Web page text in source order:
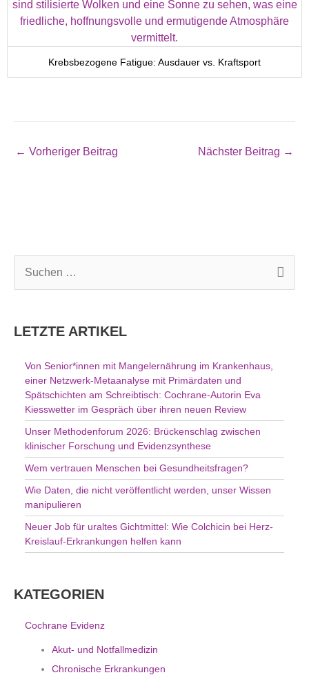
Krebsbezogene Fatigue: Ausdauer vs. Kraftsport
← Vorheriger Beitrag Nächster Beitrag →
u
e
LETZTE ARTIKEL
Von Senior*innen mit Mangelernährung im Krankenhaus,
einer Netzwerk-Metaanalyse mit Primärdaten und
Spätschichten am Schreibtisch: Cochrane-Autorin Eva
Kiesswetter im Gespräch über ihren neuen Review
Unser Methodenforum 2026: Brückenschlag zwischen
klinischer Forschung und Evidenzsynthese
Wem vertrauen Menschen bei Gesundheitsfragen?
Wie Daten, die nicht veröffentlicht werden, unser Wissen
manipulieren
Neuer Job für uraltes Gichtmittel: Wie Colchicin bei Herz-
Kreislauf-Erkrankungen helfen kann
KATEGORIEN
Cochrane Evidenz
Akut- und Notfallmedizin
Chronische Erkrankungen